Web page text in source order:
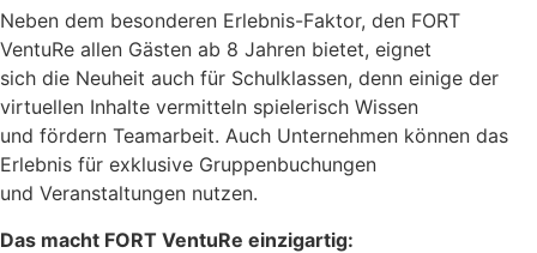
Neben dem besonderen Erlebnis-Faktor, den FORT
VentuRe allen Gästen ab 8 Jahren bietet, eignet
sich die Neuheit auch für Schulklassen, denn einige der
virtuellen Inhalte vermitteln spielerisch Wissen
und fördern Teamarbeit. Auch Unternehmen können das
Erlebnis für exklusive Gruppenbuchungen
und Veranstaltungen nutzen.
Das macht FORT VentuRe einzigartig: